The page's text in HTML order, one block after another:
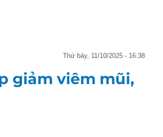
thứ bảy, 11/10/2025 - 16:38
giảm viêm mũi,